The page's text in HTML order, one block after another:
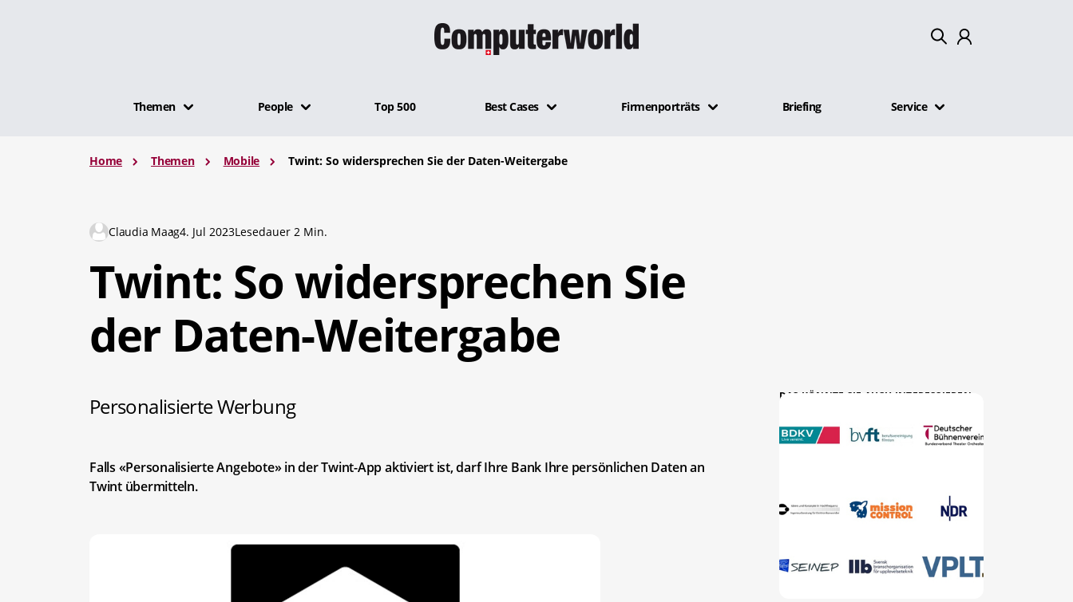
Themen People Top 500 Best Cases Firmenporträts Briefing Service
Home Themen Mobile Twint: So widersprechen Sie der Daten-Weitergabe
Claudia Maag4. Jul 2023Lesedauer 2 Min.
Twint: So widersprechen Sie
der Daten-Weitergabe
Personalisierte Werbung
Falls «Personalisierte Angebote» in der Twint-App aktiviert ist, darf Ihre Bank Ihre persönlichen Daten an
Twint übermitteln.
DAS KÖNNTE SIE AUCH INTERESSIEREN: